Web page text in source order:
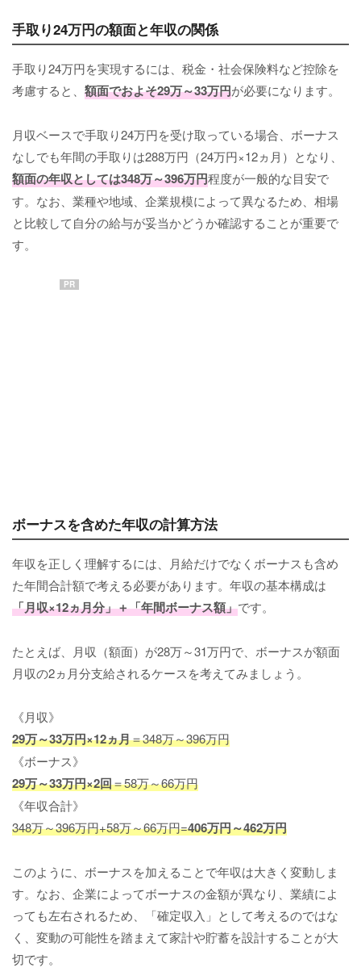
手取り24万円の額面と年収の関係
手取り24万円を実現するには、税金・社会保険料など控除を
考慮すると、 額面でおよそ29万～33万円が必要になります。
月収ベースで手取り24万円を受け取っている場合、ボーナス
なしでも年間の手取りは288万円（24万円×12ヵ月）となり、
額面の年収としては348万～396万円程度が一般的な目安で
す。なお、業種や地域、企業規模によって異なるため、相場
と比較して自分の給与が妥当かどうか確認することが重要で
す。
PR
ボーナスを含めた年収の計算方法
年収を正しく理解するには、月給だけでなくボーナスも含め
た年間合計額で考える必要があります。年収の基本構成は
「月収×12ヵ月分」＋「年間ボーナス額」です。
たとえば、月収（額面）が28万～31万円で、ボーナスが額面
月収の2ヵ月分支給されるケースを考えてみましょう。
《月収》
29万～33万円×12ヵ月＝348万～396万円
《ボーナス》
29万～33万円×2回＝58万～66万円
《年収合計》
348万～396万円+58万～66万円=406万円～462万円
このように、ボーナスを加えることで年収は大きく変動しま
す。なお、企業によってボーナスの金額が異なり、業績によ
っても左右されるため、「確定収入」として考えるのではな
く、変動の可能性を踏まえて家計や貯蓄を設計することが大
切です。